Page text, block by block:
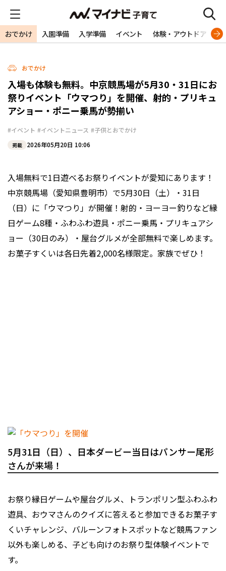
おでかけ 入園準備 入学準備 イベント 体験・アウトドア 旅
おでかけ
入場も体験も無料。中京競馬場が5月30・31日にお
祭りイベント「ウマつり」を開催、射的・プリキュ
アショー・ポニー乗馬が勢揃い
#イベント #イベントニュース #子供とおでかけ
掲載 2026年05月20日 10:06
入場無料で1日遊べるお祭りイベントが愛知にあります！
中京競馬場（愛知県豊明市）で5月30日（土）・31日
（日）に「ウマつり」が開催！射的・ヨーヨー釣りなど縁
日ゲーム8種・ふわふわ遊具・ポニー乗馬・プリキュアシ
ョー（30日のみ）・屋台グルメが全部無料で楽しめます。
お菓子すくいは各日先着2,000名様限定。家族でぜひ！
5月31日（日）、日本ダービー当日はパンサー尾形
さんが来場！
お祭り縁日ゲームや屋台グルメ、トランポリン型ふわふわ
遊具、おウマさんのクイズに答えると参加できるお菓子す
くいチャレンジ、バルーンフォトスポットなど競馬ファン
以外も楽しめる、子ども向けのお祭り型体験イベントで
す。